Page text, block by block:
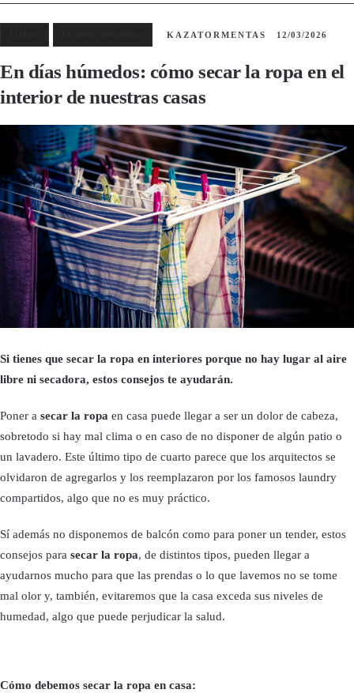
KAZATORMENTAS 12/03/2026
En días húmedos: cómo secar la ropa en el
interior de nuestras casas
Si tienes que secar la ropa en interiores porque no hay lugar al aire
libre ni secadora, estos consejos te ayudarán.
Poner a secar la ropa en casa puede llegar a ser un dolor de cabeza,
sobretodo si hay mal clima o en caso de no disponer de algún patio o
un lavadero. Este último tipo de cuarto parece que los arquitectos se
olvidaron de agregarlos y los reemplazaron por los famosos laundry
compartidos, algo que no es muy práctico.
Sí además no disponemos de balcón como para poner un tender, estos
consejos para secar la ropa, de distintos tipos, pueden llegar a
ayudarnos mucho para que las prendas o lo que lavemos no se tome
mal olor y, también, evitaremos que la casa exceda sus niveles de
humedad, algo que puede perjudicar la salud.
Cómo debemos secar la ropa en casa: